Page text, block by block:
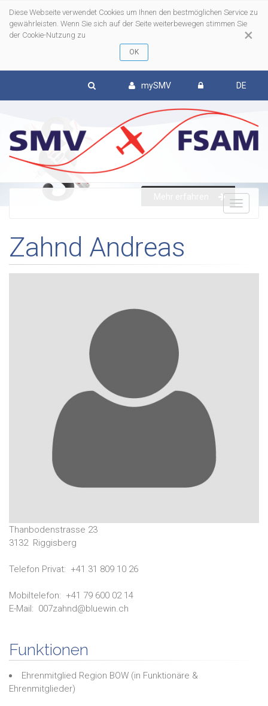
×
Diese Webseite verwendet Cookies um Ihnen den bestmöglichen Service zu
gewährleisten. Wenn Sie sich auf der Seite weiterbewegen stimmen Sie
der Cookie-Nutzung zu
mySMV DE
Zahnd Andreas
Thanbodenstrasse 23
3132 Riggisberg
Telefon Privat: +41 31 809 10 26
Mobiltelefon: +41 79 600 02 14
E-Mail: 007zahnd@bluewin.ch
Funktionen
Ehrenmitglied Region BOW (in Funktionäre &
Ehrenmitglieder)